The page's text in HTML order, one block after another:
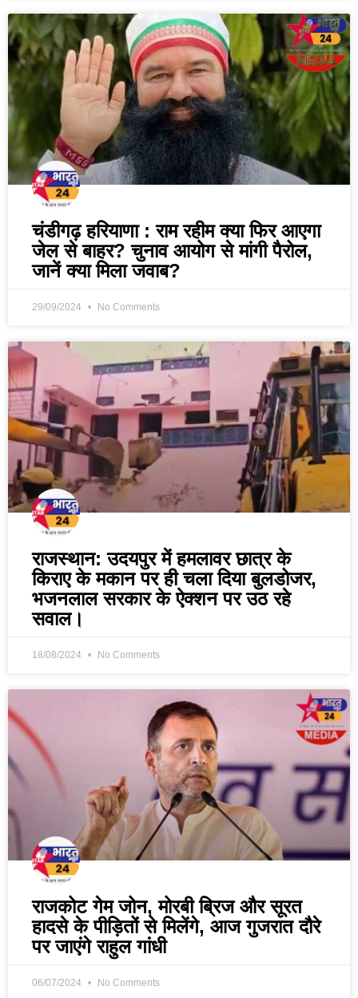
चंडीगढ़ हरियाणा : राम रहीम क्या फिर आएगा
जेल से बाहर? चुनाव आयोग से मांगी पैरोल,
जानें क्या मिला जवाब?
29/09/2024 No Comments
राजस्थान: उदयपुर में हमलावर छात्र के
किराए के मकान पर ही चला दिया बुलडोजर,
भजनलाल सरकार के ऐक्शन पर उठ रहे
सवाल।
18/08/2024 No Comments
राजकोट गेम जोन, मोरबी ब्रिज और सूरत
हादसे के पीड़ितों से मिलेंगे, आज गुजरात दौरे
पर जाएंगे राहुल गांधी
06/07/2024 No Comments